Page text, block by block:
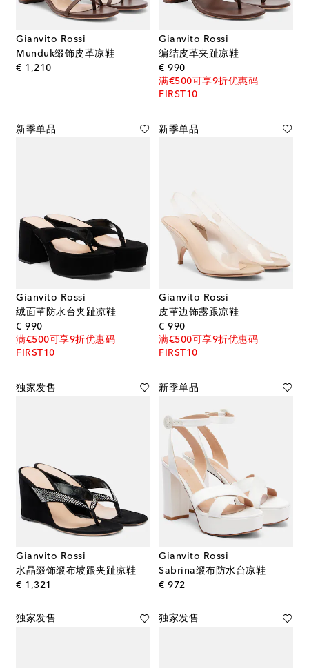
Gianvito Rossi
Munduk缀饰皮革凉鞋
€ 1,210original price
Gianvito Rossi
编结皮革夹趾凉鞋
€ 990original price
满€500可享9折优惠码
FIRST10
新季单品
Gianvito Rossi
绒面革防水台夹趾凉鞋
€ 990original price
满€500可享9折优惠码
FIRST10
新季单品
Gianvito Rossi
皮革边饰露跟凉鞋
€ 990original price
满€500可享9折优惠码
FIRST10
独家发售
Gianvito Rossi
水晶缀饰缎布坡跟夹趾凉鞋
€ 1,321
新季单品
Gianvito Rossi
Sabrina缎布防水台凉鞋
€ 972original price
独家发售 独家发售